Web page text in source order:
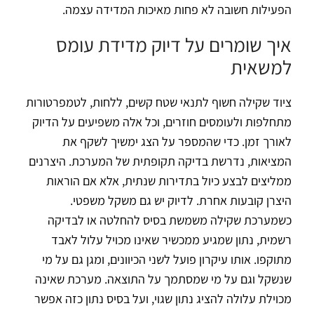
הפעילות חשובה לא פחות מאיכות המדידה עצמה.
איך שומרים על דיוק מדידת עומס
למשאית
ציוד שקילה חשוף לתנאי שטח קשים, ללחות, לטמפרטורות
מתחלפות ולעומסים חוזרים, וכל אלה משפיעים על הדיוק
לאורך זמן. כדי שהמספר על הצג ימשיך לשקף את
המציאות, נדרשת בדיקה תקופתית של המערכת. היצרנים
ממליצים לבצע כיול בתדירות שנתית, אלא אם הוראות
היצרן קובעות אחרת. לדיוק יש גם משקל משפטי.
כשמערכת שקילה משמשת בסיס להחלטה או לבדיקה
רשמית, נתון שמגיע ממכשיר שאינו מכויל עלול לאבד
מתוקפו. אותו עיקרון פועל לשני הכיוונים, ומגן גם על מי
שנשקל וגם על מי שמסתמך על התוצאה. מערכת שאינה
מכוילת עלולה להציג נתון שגוי, ועל בסיס נתון כזה אפשר